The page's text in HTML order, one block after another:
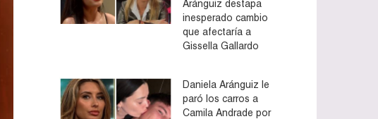
Aránguiz destapa
inesperado cambio
que afectaría a
Gissella Gallardo
Daniela Aránguiz le
paró los carros a
Camila Andrade por